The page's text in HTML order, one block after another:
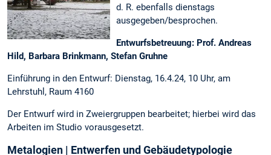
d. R. ebenfalls dienstags
ausgegeben/besprochen.
Entwurfsbetreuung: Prof. Andreas
Hild, Barbara Brinkmann, Stefan Gruhne
Einführung in den Entwurf: Dienstag, 16.4.24, 10 Uhr, am
Lehrstuhl, Raum 4160
Der Entwurf wird in Zweiergruppen bearbeitet; hierbei wird das
Arbeiten im Studio vorausgesetzt.
Metalogien | Entwerfen und Gebäudetypologie